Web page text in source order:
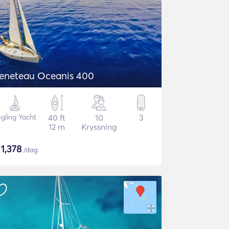
Oceanis 400
Yacht
40 ft
12 m
10
Kryssning
3
1,378/dag